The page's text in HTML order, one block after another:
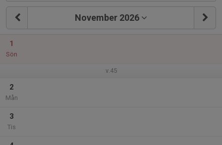
November 2026
1
Sön
v.45
2
Mån
3
Tis